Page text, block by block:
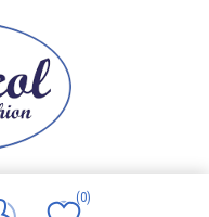
(0)